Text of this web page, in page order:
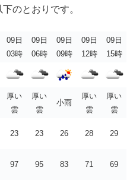
のとおりです。
09日
03時
09日
06時
09日
09時
09日
12時
09日
15時
厚い
雲
厚い
雲
小雨
厚い
雲
厚い
雲
23 23 26 28 29
97 95 83 71 69